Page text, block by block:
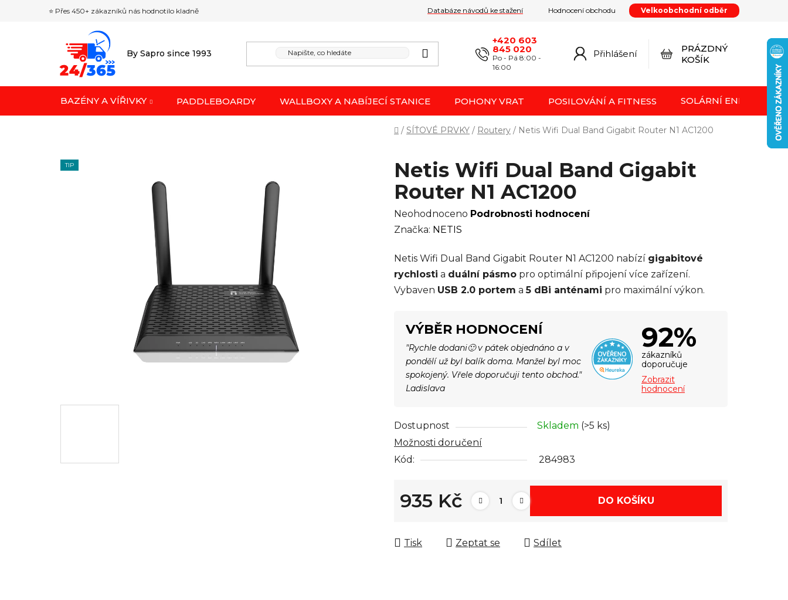
⭐ Přes 450+ zákazníků nás hodnotilo kladně Databáze návodů ke stažení Hodnocení obchodu
Velkoobchodní odběr
Reklamace / odstoupení od smlouvy
By Sapro since 1993
+420 603
845 020
Po - Pá 8:00 -
16:00
Přihlášení
NÁKUPNÍ
PRÁZDNÝ
KOŠÍK
BAZÉNY A VÍŘIVKY PADDLEBOARDY WALLBOXY A NABÍJECÍ STANICE POHONY VRAT POSILOVÁNÍ A FITNESS SOLÁRNÍ ENERGIE FVE
Domů
/ SÍŤOVÉ PRVKY / Routery / Netis Wifi Dual Band Gigabit Router N1 AC1200
Netis Wifi Dual Band Gigabit
Router N1 AC1200
Průměrné
hodnocení
je
0,0
z
hvězdiček.
Neohodnoceno Podrobnosti hodnocení
Značka: NETIS
Netis Wifi Dual Band Gigabit Router N1 AC1200 nabízí gigabitové
rychlosti a duální pásmo pro optimální připojení více zařízení.
Vybaven USB 2.0 portem a5 dBi anténami pro maximální výkon.
VÝBĚR HODNOCENÍ
"Rychle dodani🙂 v pátek objednáno a v
pondělí už byl balík doma. Manžel byl moc
spokojený. Vřele doporučuji tento obchod."
Ladislava
92%
zákazníků
doporučuje
Zobrazit
hodnocení
Dostupnost Skladem (>5 ks)
Možnosti doručení
Kód:
284983
935 Kč DO KOŠÍKU
Tisk Zeptat se Sdílet
TIP